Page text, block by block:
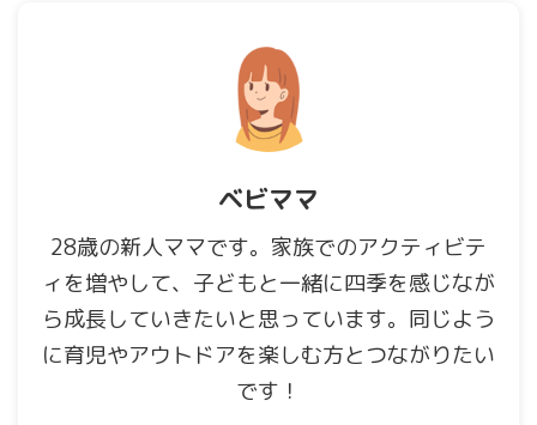
ベビママ
28歳の新人ママです。家族でのアクティビテ
ィを増やして、子どもと一緒に四季を感じなが
ら成長していきたいと思っています。同じよう
に育児やアウトドアを楽しむ方とつながりたい
です！